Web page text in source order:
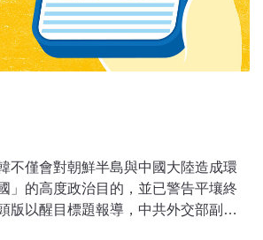
不僅會對朝鮮半島與中國大陸造成環
」的高度政治目的，並已警告平壤終
版以醒目標題報導，中共外交部副部